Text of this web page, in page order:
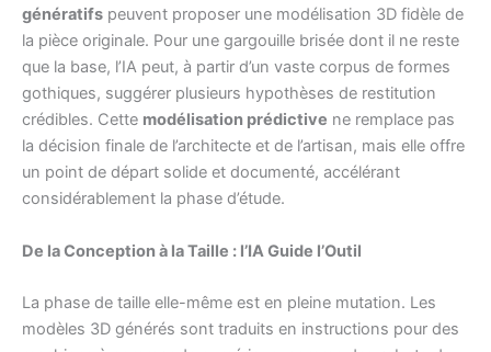
génératifs peuvent proposer une modélisation 3D fidèle de
la pièce originale. Pour une gargouille brisée dont il ne reste
que la base, l’IA peut, à partir d’un vaste corpus de formes
gothiques, suggérer plusieurs hypothèses de restitution
crédibles. Cette modélisation prédictive ne remplace pas
la décision finale de l’architecte et de l’artisan, mais elle offre
un point de départ solide et documenté, accélérant
considérablement la phase d’étude.
De la Conception à la Taille : l’IA Guide l’Outil
La phase de taille elle-même est en pleine mutation. Les
modèles 3D générés sont traduits en instructions pour des